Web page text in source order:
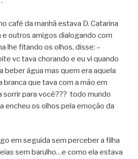
café da manhã estava D. Catarina
e outros amigos dialogando com
lhe fitando os olhos, disse: –
vc tava chorando e eu vi quando
beber água mas quem era aquela
branca que tava com a mão em
sorrir para você??? todo mundo
encheu os olhos pela emoção da
em seguida sem perceber a filha
sem barulho…e como ela estava